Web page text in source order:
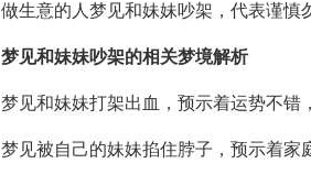
做生意的人梦见和妹妹吵架，代表谨慎
梦见和妹妹吵架的相关梦境解析
梦见和妹妹打架出血，预示着运势不错
梦见被自己的妹妹掐住脖子，预示着家